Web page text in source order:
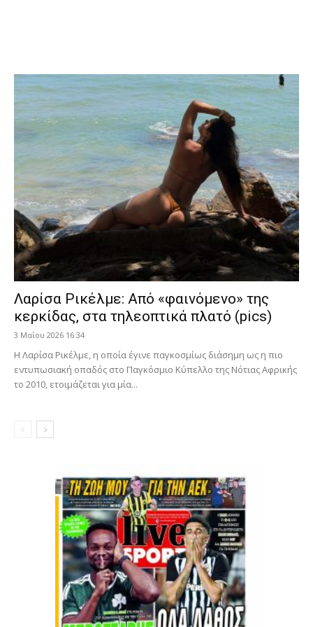
Λαρίσα Ρικέλμε: Από «φαινόμενο» της
κερκίδας, στα τηλεοπτικά πλατό (pics)
3 Μαΐου 2026 16:34
Η Λαρίσα Ρικέλμε, η οποία έγινε παγκοσμίως διάσημη ως η πιο
εντυπωσιακή οπαδός στο Παγκόσμιο Κύπελλο της Νότιας Αφρικής
το 2010, ετοιμάζεται για μία...